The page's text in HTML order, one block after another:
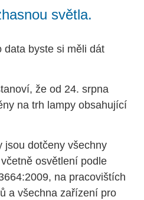
světla.
data byste si měli dát
že od 24. srpna
na trh lampy obsahující
jsou dotčeny všechny
osvětlení podle
na pracovištích
a všechna zařízení pro